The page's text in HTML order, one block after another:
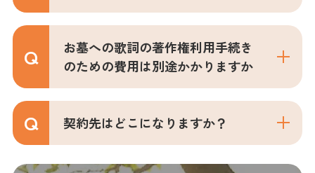
お墓への歌詞の著作権利用手続き
のための費用は別途かかりますか
契約先はどこになりますか？